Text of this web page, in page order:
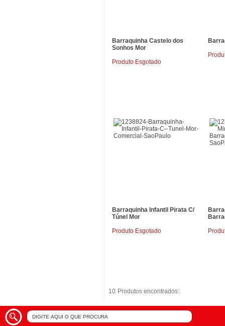
Produtos encontrados:
10
Barraquinha Castelo dos
Sonhos Mor
Produto Esgotado
Barraquinha Infantil Pirata C/
Túnel Mor
Produto Esgotado
Produtos encontrados:
10